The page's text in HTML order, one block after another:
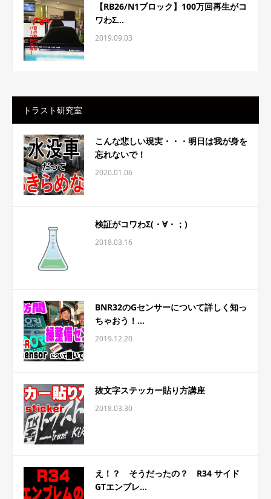
【RB26/N1ブロック】100万回再生がコ
ワわΣ...
2019.09.03
トラスト研究室
こんな悲しい現実・・・明日は我が身を
忘れないで！
2020.01.06
検証がコワわΣ(・∀・；)
2018.03.16
BNR32のGセンサーについて詳しく知っ
ちゃおう！...
2019.12.20
抜文字ステッカー貼り方講座
2018.03.30
え！？ そうだったの？ R34 サイド
GTエンブレ...